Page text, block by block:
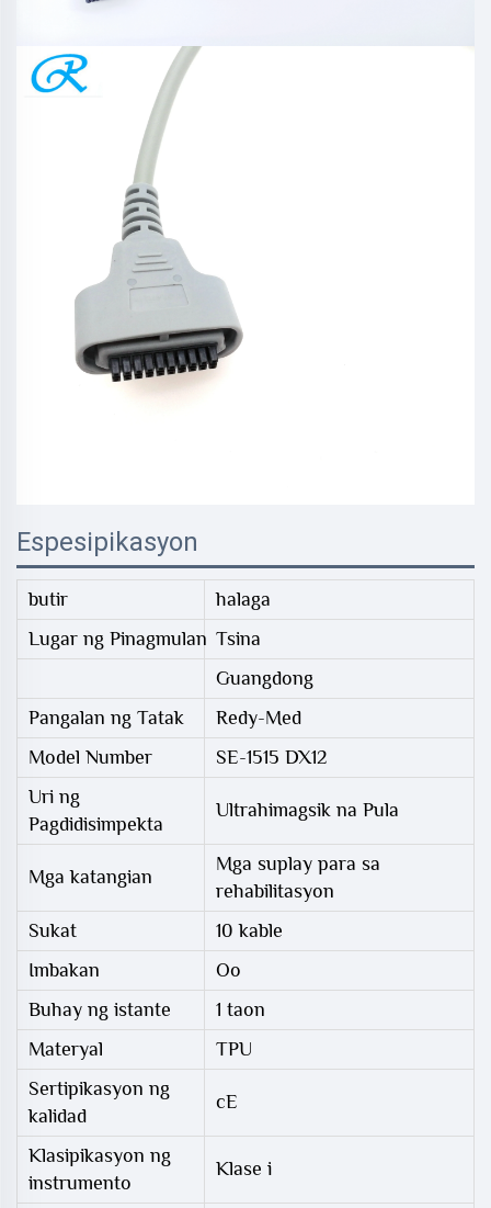
Espesipikasyon
butir
halaga
Lugar ng Pinagmulan Tsina
Guangdong
Pangalan ng Tatak
Redy-Med
Model Number
SE-1515 DX12
Uri ng
Pagdidisimpekta
Ultrahimagsik na Pula
Mga katangian
Mga suplay para sa
rehabilitasyon
Sukat
10 kable
Imbakan
Oo
Buhay ng istante
1 taon
Materyal
TPU
Sertipikasyon ng
kalidad
cE
Klasipikasyon ng
instrumento
Klase i